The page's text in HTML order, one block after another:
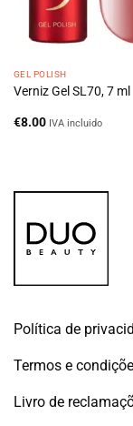
GEL POLISH
Verniz Gel SL70, 7 ml
€8.00 IVA incluido
Política de
Termos e
Livro de